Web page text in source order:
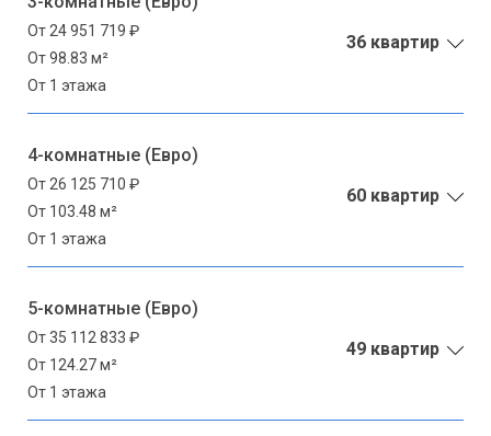
От 24 951 719 ₽
От 98.83 м²
От 1 этажа
36 квартир
4-комнатные (Евро)
От 26 125 710 ₽
От 103.48 м²
От 1 этажа
60 квартир
5-комнатные (Евро)
От 35 112 833 ₽
От 124.27 м²
От 1 этажа
49 квартир